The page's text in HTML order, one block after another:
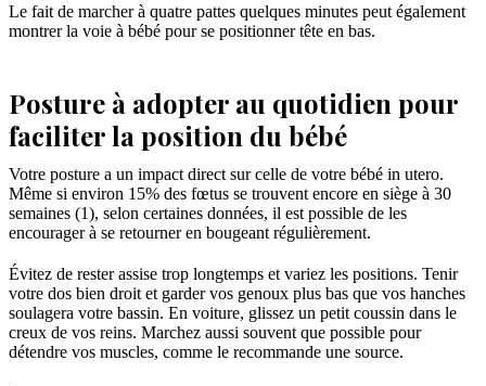
Le fait de marcher à quatre pattes quelques minutes peut également
montrer la voie à bébé pour se positionner tête en bas.
Posture à adopter au quotidien pour
faciliter la position du bébé
Votre posture a un impact direct sur celle de votre bébé in utero.
Même si environ 15% des fœtus se trouvent encore en siège à 30
semaines (1), selon certaines données, il est possible de les
encourager à se retourner en bougeant régulièrement.
Évitez de rester assise trop longtemps et variez les positions. Tenir
votre dos bien droit et garder vos genoux plus bas que vos hanches
soulagera votre bassin. En voiture, glissez un petit coussin dans le
creux de vos reins. Marchez aussi souvent que possible pour
détendre vos muscles, comme le recommande une source.